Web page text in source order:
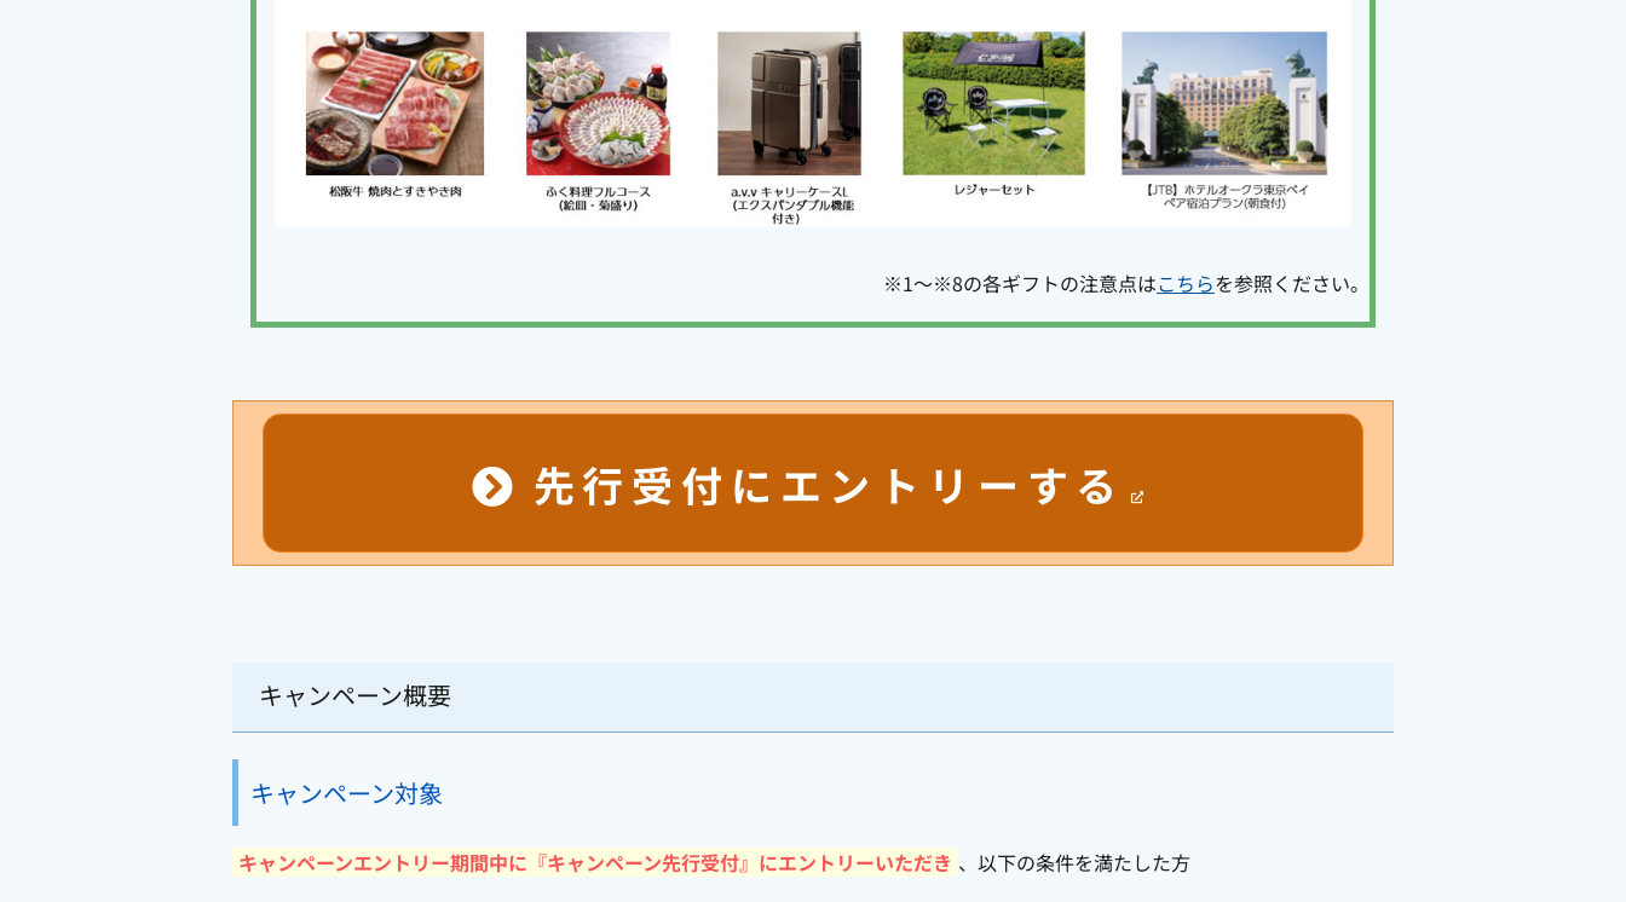
※1～※8の各ギフトの注意点はこちらを参照ください。
先行受付にエントリーする
キャンペーン概要
キャンペーン対象
キャンペーンエントリー期間中に『キャンペーン先行受付』にエントリーいただき 、以下の条件を満たした方